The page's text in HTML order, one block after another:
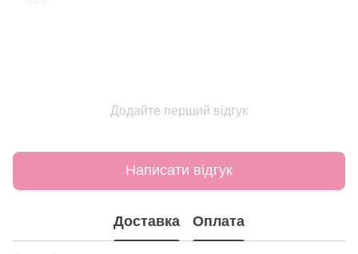
Додайте перший відгук
Написати відгук
Доставка Оплата